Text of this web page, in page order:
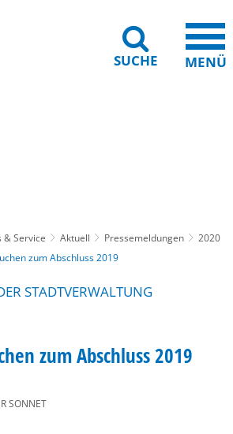
SUCHE MENÜ
& Service Aktuell Pressemeldungen
2020
zum Abschluss 2019
STADTVERWALTUNG
zum Abschluss 2019
SONNET